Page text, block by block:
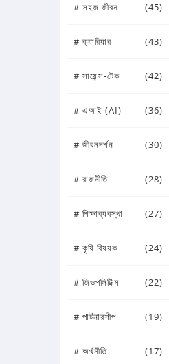
# সহজ জীবন (45)
# ক্যারিয়ার (43)
# সায়েন্স-টেক (42)
# এআই (AI) (36)
# জীবনদর্শন (30)
# রাজনীতি (28)
# শিক্ষাব্যবস্থা (27)
# কৃষি বিষয়ক (24)
# জিওপলিটিক্স (22)
# পার্টনারশীপ (19)
# অর্থনীতি (17)